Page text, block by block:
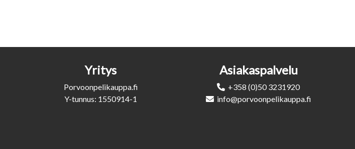
Yritys
Porvoonpelikauppa.fi
Y-tunnus: 1550914-1
Asiakaspalvelu
+358 (0)50 3231920
info@porvoonpelikauppa.fi